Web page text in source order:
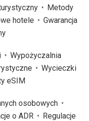
Metody
hotele
Gwarancja
Wypożyczalnia
Wycieczki
eSIM
osobowych
o ADR
Regulacje